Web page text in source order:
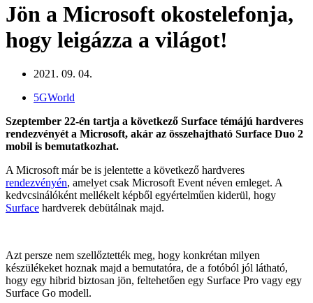
Jön a Microsoft okostelefonja,
hogy leigázza a világot!
2021. 09. 04.
5GWorld
Szeptember 22-én tartja a következő Surface témájú hardveres
rendezvényét a Microsoft, akár az összehajtható Surface Duo 2
mobil is bemutatkozhat.
A Microsoft már be is jelentette a következő hardveres
rendezvényén, amelyet csak Microsoft Event néven emleget. A
kedvcsinálóként mellékelt képből egyértelműen kiderül, hogy
Surface hardverek debütálnak majd.
Azt persze nem szellőztették meg, hogy konkrétan milyen
készülékeket hoznak majd a bemutatóra, de a fotóból jól látható,
hogy egy hibrid biztosan jön, feltehetően egy Surface Pro vagy egy
Surface Go modell.